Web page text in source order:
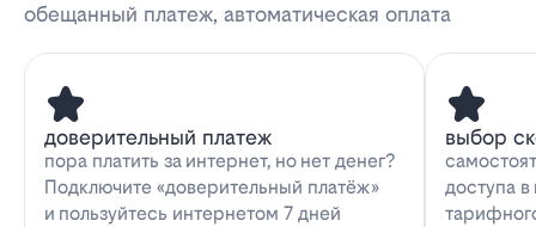
обещанный платеж, автоматическая оплата
доверительный платеж
пора платить за интернет, но нет денег?
Подключите «доверительный платёж»
и пользуйтесь интернетом 7 дней
выбор
доступа